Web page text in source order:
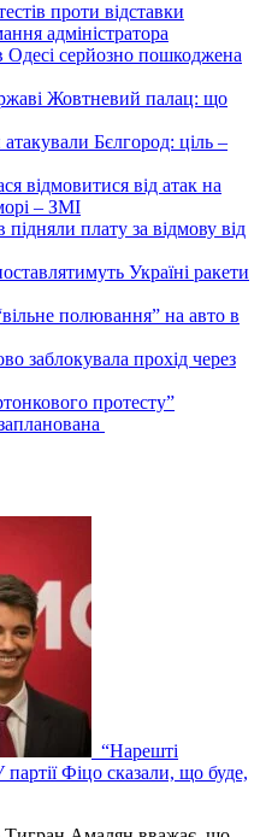
проти відставки
адміністратора
Одесі серйозно пошкоджена
Жовтневий палац: що
Бєлгород: ціль –
відмовитися від атак на
– ЗМІ
підняли плату за відмову від
Україні ракети
полювання” на авто в
заблокувала прохід через
протесту”
“Нарешті
Фіцо сказали, що буде,